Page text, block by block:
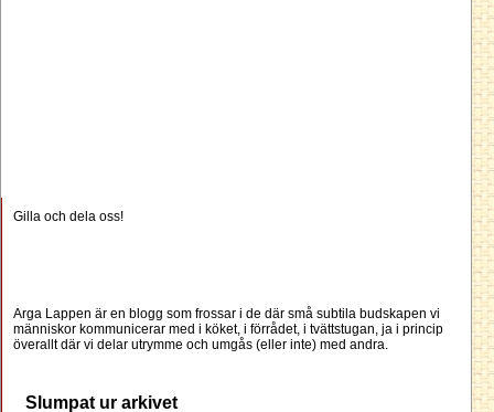
Gilla och dela oss!
Arga Lappen är en blogg som frossar i de där små subtila budskapen vi
människor kommunicerar med i köket, i förrådet, i tvättstugan, ja i princip
överallt där vi delar utrymme och umgås (eller inte) med andra.
Slumpat ur arkivet